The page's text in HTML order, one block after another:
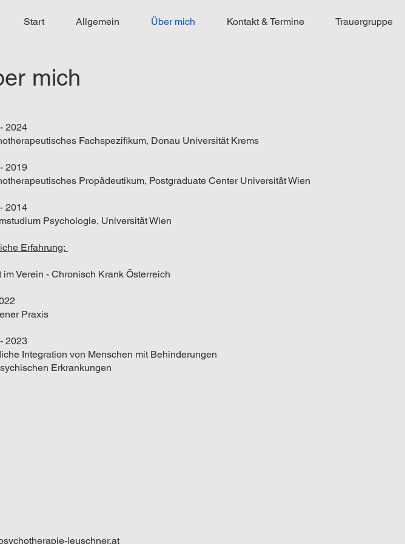
Start Allgemein Über mich Kontakt & Termine Trauergruppe
mich
2024
Fachspezifikum, Donau Universität Krems
2019
Propädeutikum, Postgraduate Center Universität Wien
2014
Psychologie, Universität Wien
Erfahrung:
im Verein - Chronisch Krank Österreich
Praxis
2023
Integration von Menschen mit Behinderungen
Erkrankungen
leuschner.at